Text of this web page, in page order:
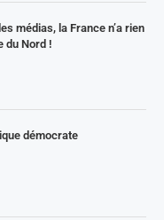
médias, la France n’a rien
du Nord !
démocrate